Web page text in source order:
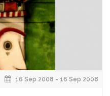
16 Sep 2008 - 16 Sep 2008